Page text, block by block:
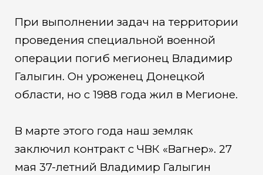
При выполнении задач на территории
проведения специальной военной
операции погиб мегионец Владимир
Галыгин. Он уроженец Донецкой
области, но с 1988 года жил в Мегионе.
В марте этого года наш земляк
заключил контракт с ЧВК «Вагнер». 27
мая 37-летний Владимир Галыгин